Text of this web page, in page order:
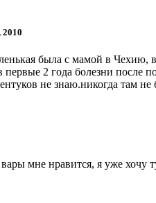
2010
была с мамой в Чехию,
первые 2 года болезни после
не знаю.никогда там
мне нравится, я уже хочу